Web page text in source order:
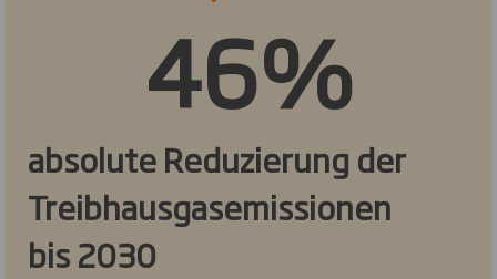
46%
absolute Reduzierung der
Treibhausgasemissionen
bis 2030